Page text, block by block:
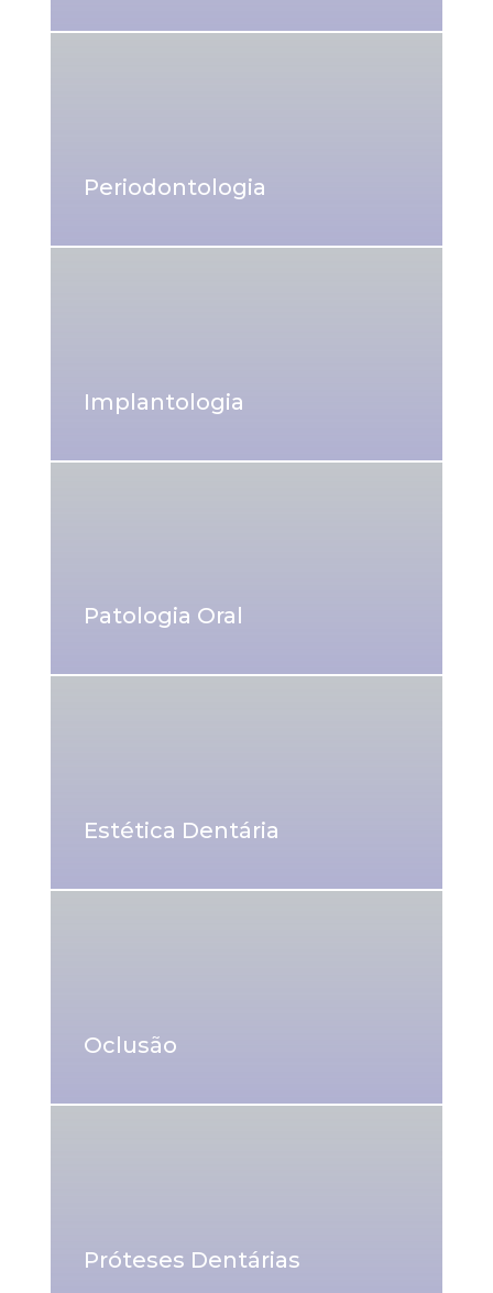
Periodontologia
Implantologia
Patologia Oral
Estética Dentária
Oclusão
Próteses Dentárias